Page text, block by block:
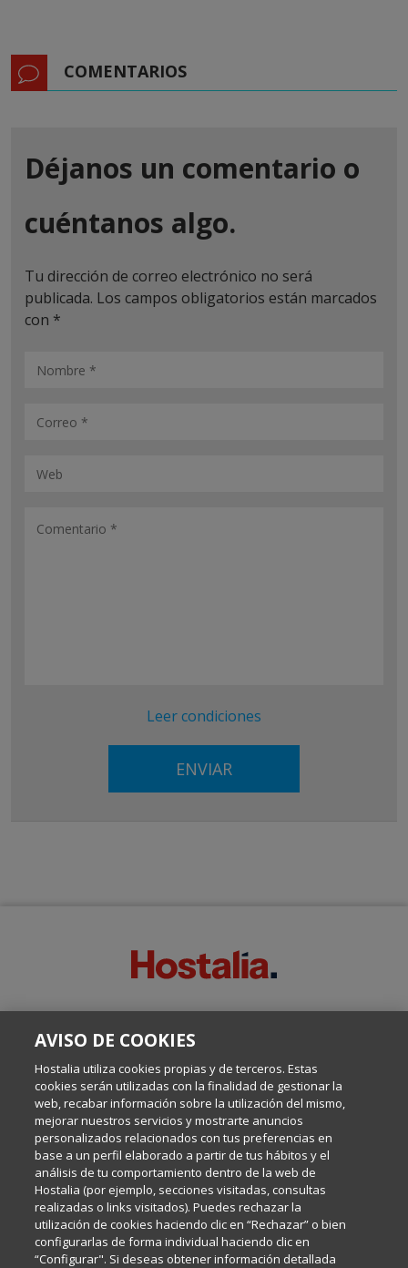
COMENTARIOS
Déjanos un comentario o
cuéntanos algo.
Tu dirección de correo electrónico no será
publicada. Los campos obligatorios están marcados
con *
Leer condiciones
Escrito por el equipo de Comunicación de Hostalia, dirigido por
Internet y Tecnología.
Política de privacidad
Política de cookies
Aviso legal
AVISO DE COOKIES
Hostalia utiliza cookies propias y de terceros. Estas
cookies serán utilizadas con la finalidad de gestionar la
web, recabar información sobre la utilización del mismo,
mejorar nuestros servicios y mostrarte anuncios
personalizados relacionados con tus preferencias en
base a un perfil elaborado a partir de tus hábitos y el
análisis de tu comportamiento dentro de la web de
Hostalia (por ejemplo, secciones visitadas, consultas
realizadas o links visitados). Puedes rechazar la
utilización de cookies haciendo clic en “Rechazar” o bien
configurarlas de forma individual haciendo clic en
“Configurar". Si deseas obtener información detallada